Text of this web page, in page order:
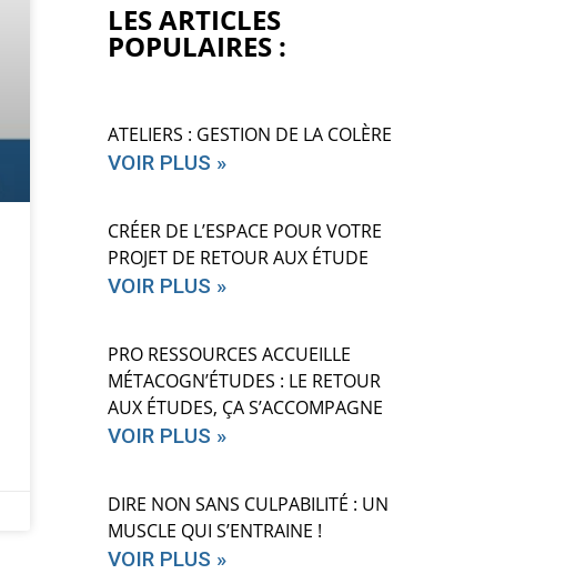
LES ARTICLES
POPULAIRES :
ATELIERS : GESTION DE LA COLÈRE
VOIR PLUS »
CRÉER DE L’ESPACE POUR VOTRE
PROJET DE RETOUR AUX ÉTUDE
VOIR PLUS »
PRO RESSOURCES ACCUEILLE
MÉTACOGN’ÉTUDES : LE RETOUR
AUX ÉTUDES, ÇA S’ACCOMPAGNE
VOIR PLUS »
DIRE NON SANS CULPABILITÉ : UN
MUSCLE QUI S’ENTRAINE !
VOIR PLUS »